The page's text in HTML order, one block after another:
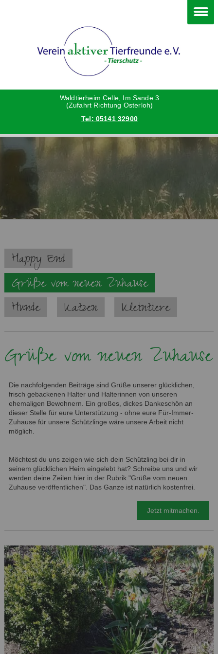
Waldtierheim Celle, Im Sande 3
(Zufahrt Richtung Osterloh)
Tel: 05141 32900
Navigation
überspringen
Happy End
Grüße vom neuen Zuhause
Hunde
Katzen Kleintiere
Grüße vom neuen Zuhause
Die nachfolgenden Beiträge sind Grüße unserer glücklichen,
frisch gebackenen Halter und Halterinnen von unseren
ehemaligen Bewohnern. Ein großes, dickes Dankeschön an
dieser Stelle für eure Unterstützung - ohne eure Für-Immer-
Zuhause für unsere Schützlinge wäre unsere Arbeit nicht
möglich.
Möchtest du uns zeigen wie sich dein Schützling bei dir in
seinem glücklichen Heim eingelebt hat? Schreibe uns und wir
werden deine Zeilen hier in der Rubrik "Grüße vom neuen
Zuhause veröffentlichen". Das Ganze ist natürlich kostenfrei.
Jetzt mitmachen.
Katzen
Vermittlungshilfe privat
Danke an die Helfer
Vorstand
Satzung